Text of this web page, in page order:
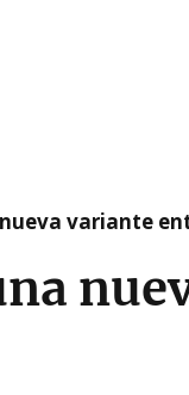
variante